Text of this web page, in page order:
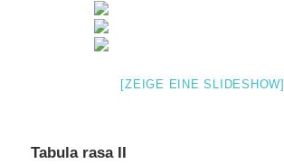
[ZEIGE EINE SLIDESHOW]
Tabula rasa II